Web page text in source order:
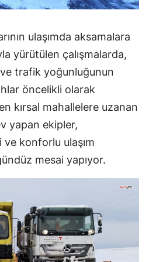
ulaşımda aksamalara
yürütülen çalışmalarda,
trafik yoğunluğunun
öncelikli olarak
kırsal mahallelere uzanan
yapan ekipler,
ve konforlu ulaşım
mesai yapıyor.